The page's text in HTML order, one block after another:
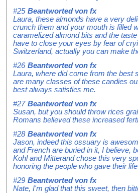
#25 Beantworted von fx
Laura, these almonds have a very
crunch them and your mouth is filled
caramelized almond bits and the
have to close your eyes by fear of
Switzerland, actually you can make
#26 Beantworted von fx
Laura, where did come from the best
are many classes of these candies
best always satisfies me.
#27 Beantworted von fx
Susan, but you should throw rices
Romans believed these increased
#28 Beantworted von fx
Jason, indeed this ossuary is
and French are buried in it, I believe,
Kohl and Mitterand chose this very
honoring the people who gave their
#29 Beantworted von fx
Nate, I'm glad that this sweet, then